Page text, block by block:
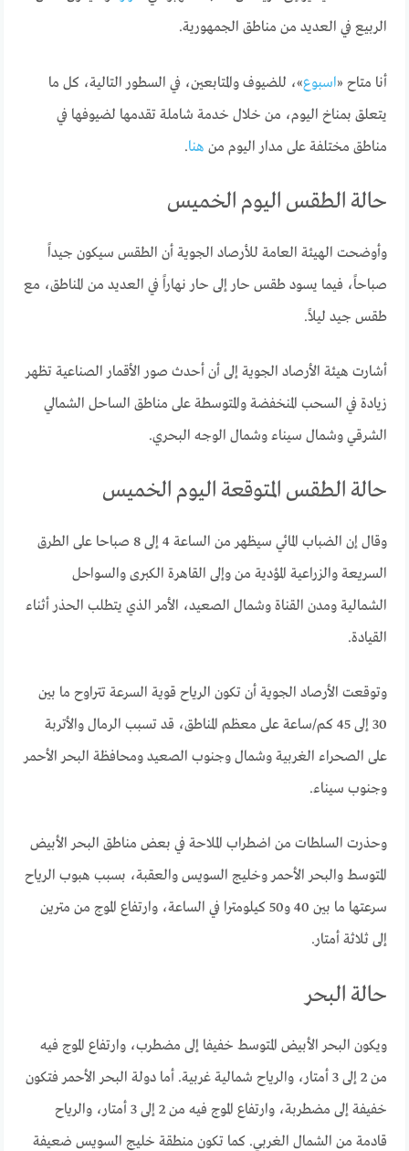
الربيع في العديد من مناطق الجمهورية.
أنا متاح «اسبوع»، للضيوف والمتابعين، في السطور التالية، كل ما
يتعلق بمناخ اليوم، من خلال خدمة شاملة تقدمها لضيوفها في
مناطق مختلفة على مدار اليوم من هنا.
حالة الطقس اليوم الخميس
وأوضحت الهيئة العامة للأرصاد الجوية أن الطقس سيكون جيداً
صباحاً، فيما يسود طقس حار إلى حار نهاراً في العديد من المناطق، مع
طقس جيد ليلاً.
أشارت هيئة الأرصاد الجوية إلى أن أحدث صور الأقمار الصناعية تظهر
زيادة في السحب المنخفضة والمتوسطة على مناطق الساحل الشمالي
الشرقي وشمال سيناء وشمال الوجه البحري.
حالة الطقس المتوقعة اليوم الخميس
وقال إن الضباب المائي سيظهر من الساعة 4 إلى 8 صباحا على الطرق
السريعة والزراعية المؤدية من وإلى القاهرة الكبرى والسواحل
الشمالية ومدن القناة وشمال الصعيد، الأمر الذي يتطلب الحذر أثناء
القيادة.
وتوقعت الأرصاد الجوية أن تكون الرياح قوية السرعة تتراوح ما بين
30 إلى 45 كم/ساعة على معظم المناطق، قد تسبب الرمال والأتربة
على الصحراء الغربية وشمال وجنوب الصعيد ومحافظة البحر الأحمر
وجنوب سيناء.
وحذرت السلطات من اضطراب الملاحة في بعض مناطق البحر الأبيض
المتوسط ​​والبحر الأحمر وخليج السويس والعقبة، بسبب هبوب الرياح
سرعتها ما بين 40 و50 كيلومترا في الساعة، وارتفاع الموج من مترين
إلى ثلاثة أمتار.
حالة البحر
ويكون البحر الأبيض المتوسط ​​خفيفا إلى مضطرب، وارتفاع الموج فيه
من 2 إلى 3 أمتار، والرياح شمالية غربية. أما دولة البحر الأحمر فتكون
خفيفة إلى مضطربة، وارتفاع الموج فيه من 2 إلى 3 أمتار، والرياح
قادمة من الشمال الغربي. كما تكون منطقة خليج السويس ضعيفة